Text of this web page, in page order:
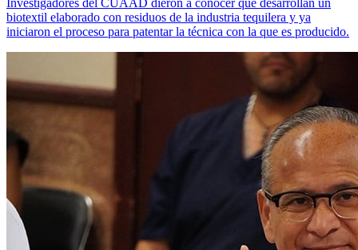
biotextil elaborado con residuos de la industria tequilera y ya
iniciaron el proceso para patentar la técnica con la que es producido.